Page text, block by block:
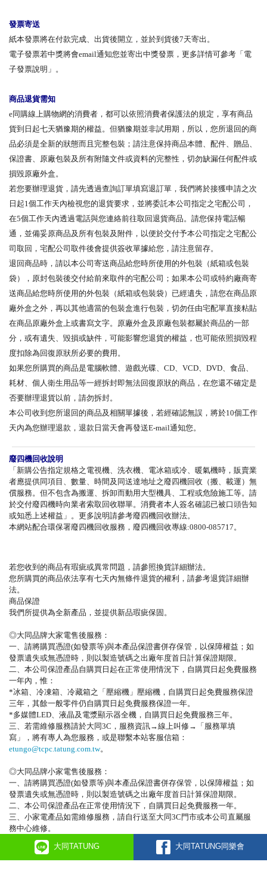
發票寄送
紙本發票將在付款完成、出貨後開立，並於到貨後7天寄出。
電子發票若中獎將會email通知您並寄出中獎發票，更多詳情可參考「電
子發票說明」。
商品退貨需知
e同購線上購物網的消費者，都可以依照消費者保護法的規定，享有商品
貨到日起七天猶豫期的權益。但猶豫期並非試用期，所以，您所退回的商
品必須是全新的狀態而且完整包裝；請注意保持商品本體、配件、贈品、
保證書、原廠包裝及所有附隨文件或資料的完整性，切勿缺漏任何配件或
損毀原廠外盒。
若您要辦理退貨，請先透過查詢訂單填寫退訂單，我們將於接獲申請之次
日起1個工作天內檢視您的退貨要求，並將委託本公司指定之宅配公司，
在5個工作天內透過電話與您連絡前往取回退貨商品。請您保持電話暢
通，並備妥原商品及所有包裝及附件，以便於交付予本公司指定之宅配公
司取回，宅配公司取件後會提供簽收單據給您，請注意留存。
退回商品時，請以本公司寄送商品給您時所使用的外包裝（紙箱或包裝
袋），原封包裝後交付給前來取件的宅配公司；如果本公司或特約廠商寄
送商品給您時所使用的外包裝（紙箱或包裝袋）已經遺失，請您在商品原
廠外盒之外，再以其他適當的包裝盒進行包裝，切勿任由宅配單直接粘貼
在商品原廠外盒上或書寫文字。原廠外盒及原廠包裝都屬於商品的一部
分，或有遺失、毀損或缺件，可能影響您退貨的權益，也可能依照損毀程
度扣除為回復原狀所必要的費用。
如果您所購買的商品是電腦軟體、遊戲光碟、CD、VCD、DVD、食品、
耗材、個人衛生用品等一經拆封即無法回復原狀的商品，在您還不確定是
否要辦理退貨以前，請勿拆封。
本公司收到您所退回的商品及相關單據後，若經確認無誤，將於10個工作
天內為您辦理退款，退款日當天會再發送E-mail通知您。
廢四機回收說明
「新購公告指定規格之電視機、洗衣機、電冰箱或冷、暖氣機時，販賣業
者應提供同項目、數量、時間及同送達地址之廢四機回收（搬、載運）無
償服務。但不包含為搬運、拆卸而動用大型機具、工程或危險施工等。請
於交付廢四機時向業者索取回收聯單。消費者本人簽名確認已被口頭告知
或知悉上述權益」。更多說明請參考廢四機回收辦法。
本網站配合環保署廢四機回收服務，廢四機回收專線:0800-085717。
若您收到的商品有瑕疵或異常問題，請參照換貨詳細辦法。
您所購買的商品依法享有七天內無條件退貨的權利，請參考退貨詳細辦
法。
商品保證
我們所提供為全新產品，並提供新品瑕疵保固。
◎大同品牌大家電售後服務：
一、請將購買憑證(如發票等)與本產品保證書併存保管，以保障權益；如
發票遺失或無憑證時，則以製造號碼之出廠年度首日計算保證期限。
二、本公司保證產品自購買日起在正常使用情況下，自購買日起免費服務
一年內，惟：
*冰箱、冷凍箱、冷藏箱之「壓縮機」壓縮機，自購買日起免費服務保證
三年，其餘一般零件仍自購買日起免費服務保證一年。
*多媒體LED、液晶及電漿顯示器全機，自購買日起免費服務三年。
三、若需維修服務請於大同3C，服務資訊→線上叫修→「服務單填
寫」，將有專人為您服務，或是聯繫本站客服信箱：
etungo@tcpc.tatung.com.tw。
◎大同品牌小家電售後服務：
一、請將購買憑證(如發票等)與本產品保證書併存保管，以保障權益；如
發票遺失或無憑證時，則以製造號碼之出廠年度首日計算保證期限。
二、本公司保證產品在正常使用情況下，自購買日起免費服務一年。
三、小家電產品如需維修服務，請自行送至大同3C門市或本公司直屬服
務中心維修。
大同TATUNG 大同TATUNG同樂會